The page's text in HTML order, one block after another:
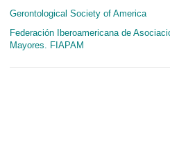
Gerontological Society of America
Federación Iberoamericana de
Mayores. FIAPAM